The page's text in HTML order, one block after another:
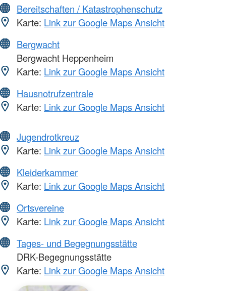
Bereitschaften / Katastrophenschutz
Karte: Link zur Google Maps Ansicht
Bergwacht
Bergwacht Heppenheim
Karte: Link zur Google Maps Ansicht
Hausnotrufzentrale
Karte: Link zur Google Maps Ansicht
Jugendrotkreuz
Karte: Link zur Google Maps Ansicht
Kleiderkammer
Karte: Link zur Google Maps Ansicht
Ortsvereine
Karte: Link zur Google Maps Ansicht
Tages- und Begegnungsstätte
DRK-Begegnungsstätte
Karte: Link zur Google Maps Ansicht